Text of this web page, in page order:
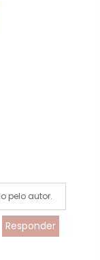
pelo autor.
Responder